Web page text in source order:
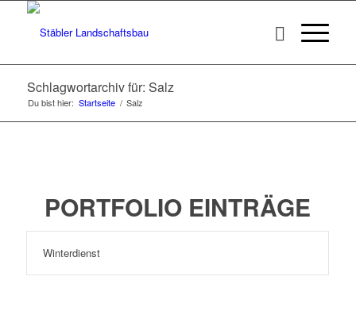
Schlagwortarchiv für: Salz
Du bist hier: Startseite / Salz
PORTFOLIO EINTRÄGE
Winterdienst